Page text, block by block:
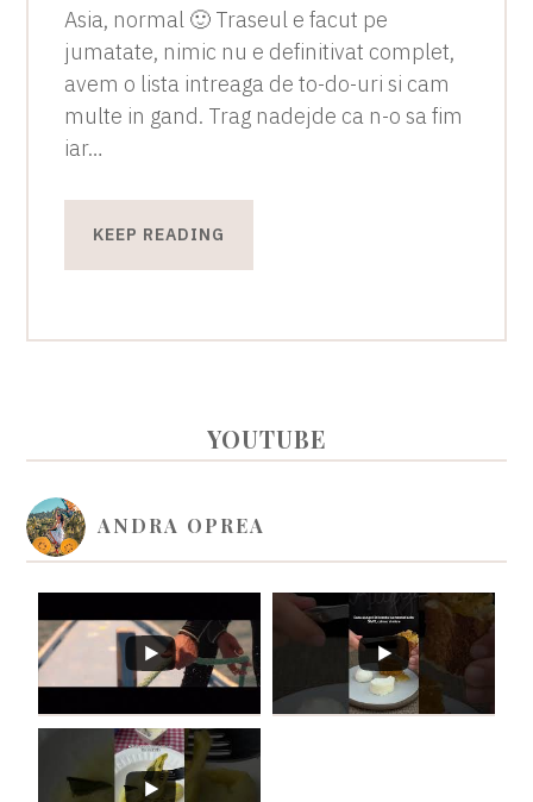
Asia, normal 🙂 Traseul e facut pe
jumatate, nimic nu e definitivat complet,
avem o lista intreaga de to-do-uri si cam
multe in gand. Trag nadejde ca n-o sa fim
iar…
KEEP READING
PRIMARY
SIDEBAR
YOUTUBE
ANDRA OPREA